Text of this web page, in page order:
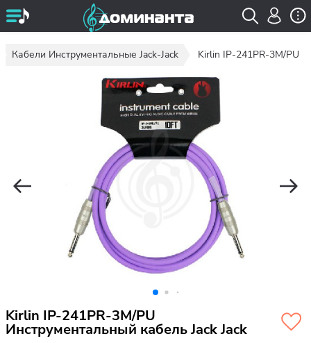
Кабели Инструментальные Jack-Jack Kirlin IP-241PR-3M/PU
Kirlin IP-241PR-3M/PU
Инструментальный кабель Jack Jack